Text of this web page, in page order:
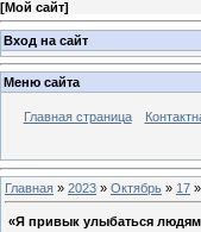
[Мой сайт]
Вход на сайт
Меню сайта
Главная страница
Главная » 2023 » Октябрь » 17
«Я привык улыбаться